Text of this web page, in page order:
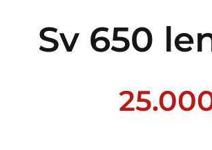
Sv 650